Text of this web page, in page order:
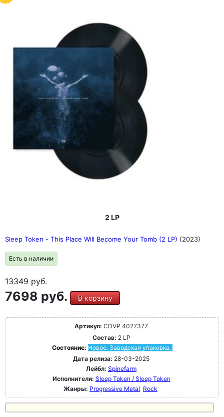
2 LP
Sleep Token - This Place Will Become Your Tomb (2 LP) (2023)
Есть в наличии
13349руб.
7698 руб. В корзину
Артикул: CDVP 4027377
Состав: 2 LP
Состояние: Новое. Заводская упаковка.
Дата релиза: 28-03-2025
Лейбл: Spinefarm
Исполнители: Sleep Token / Sleep Token
Жанры: Progressive Metal Rock